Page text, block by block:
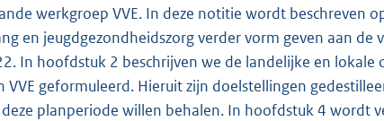
werkgroep VVE. In deze notitie wordt beschreven
en jeugdgezondheidszorg verder vorm geven aan
In hoofdstuk 2 beschrijven we de landelijke en
VVE geformuleerd. Hieruit zijn doelstellingen
planperiode willen behalen. In hoofdstuk 4 wordt